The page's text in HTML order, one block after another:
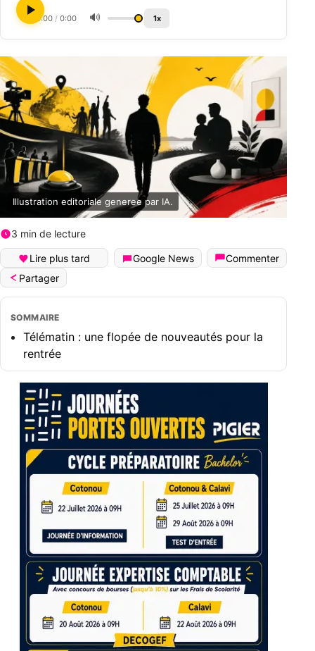
0:00 / 0:00 🔊 1x
Illustration editoriale generee par IA.
3 min de lecture
Lire plus tard Google News
Commenter
Partager
SOMMAIRE
Télématin : une flopée de nouveautés pour la
rentrée